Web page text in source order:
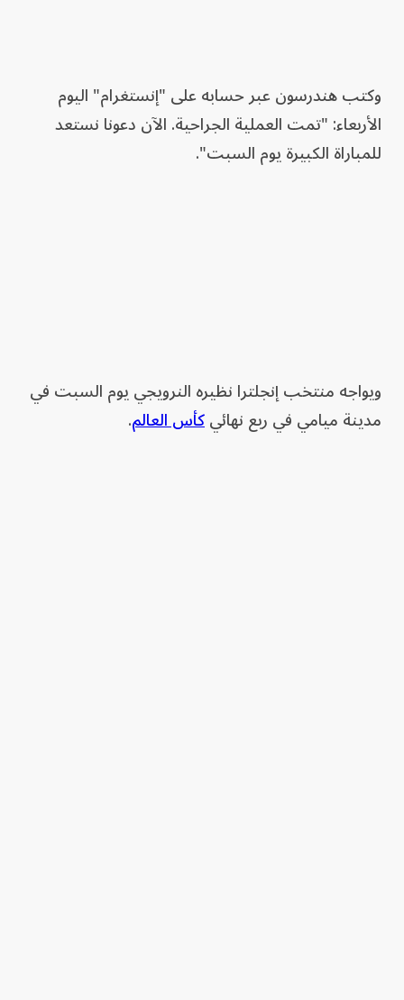
وكتب هندرسون عبر حسابه على "إنستغرام" اليوم
الأربعاء: "تمت العملية الجراحية. الآن دعونا نستعد
للمباراة الكبيرة يوم السبت".
ويواجه منتخب إنجلترا نظيره النرويجي يوم السبت في
مدينة ميامي في ربع نهائيكأس العالم.